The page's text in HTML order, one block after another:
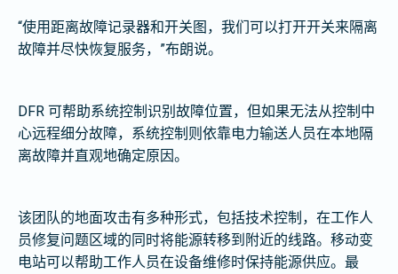
“使用距离故障记录器和开关图，我们可以打开开关来隔离
故障并尽快恢复服务，”布朗说。
DFR 可帮助系统控制识别故障位置，但如果无法从控制中
心远程细分故障，系统控制则依靠电力输送人员在本地隔
离故障并直观地确定原因。
该团队的地面攻击有多种形式，包括技术控制，在工作人
员修复问题区域的同时将能源转移到附近的线路。移动变
电站可以帮助工作人员在设备维修时保持能源供应。最